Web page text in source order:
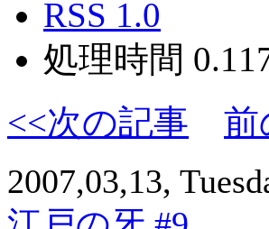
RSS 1.0
処理時間
<<次の記事
前
2007,03,13,